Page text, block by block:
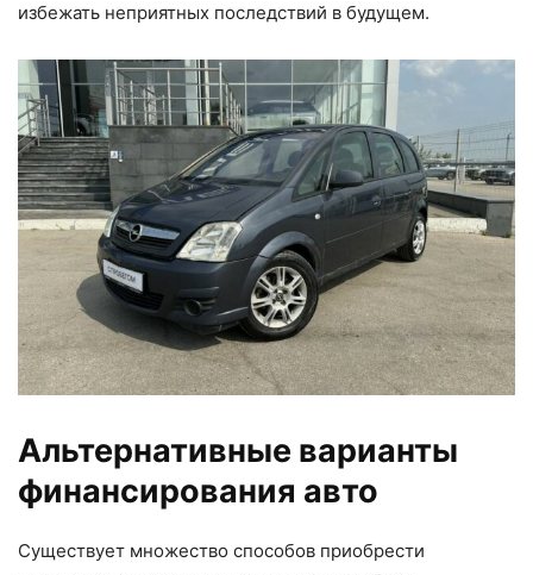
избежать неприятных последствий в будущем.
Альтернативные варианты
финансирования авто
Существует множество способов приобрести